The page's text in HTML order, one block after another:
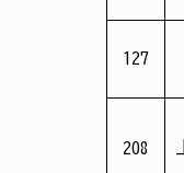
127
208